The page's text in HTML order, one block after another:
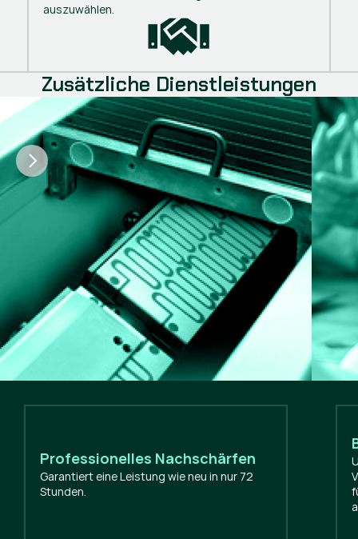
auszuwählen.
Zusätzliche Dienstleistungen
Professionelles Nachschärfen
Garantiert eine Leistung wie neu in nur 72
Stunden.